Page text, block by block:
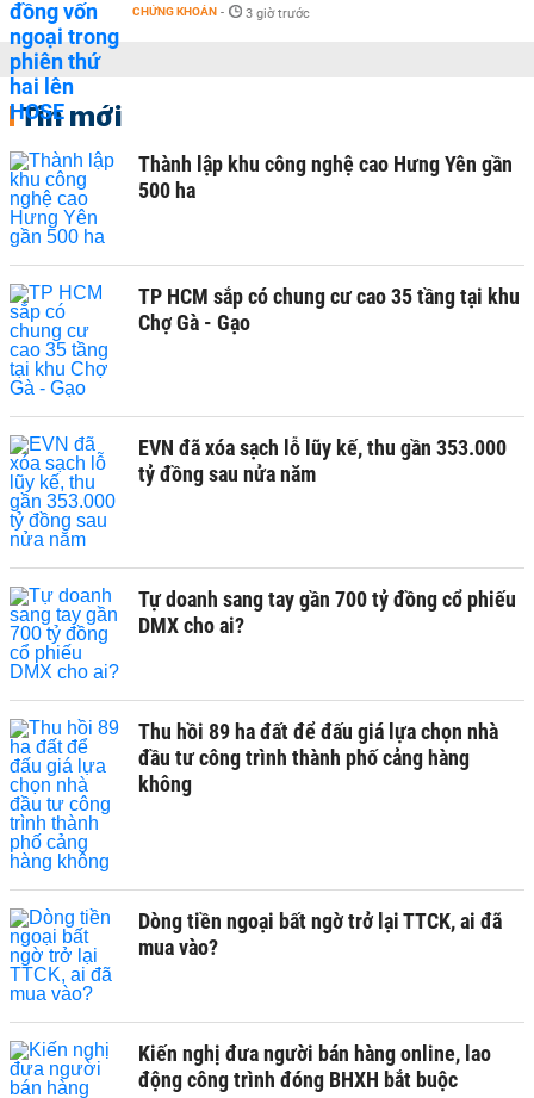
CHỨNG KHOÁN - 3 giờ trước
Tin mới
Thành lập khu công nghệ cao Hưng Yên gần
500 ha
TP HCM sắp có chung cư cao 35 tầng tại khu
Chợ Gà - Gạo
EVN đã xóa sạch lỗ lũy kế, thu gần 353.000
tỷ đồng sau nửa năm
Tự doanh sang tay gần 700 tỷ đồng cổ phiếu
DMX cho ai?
Thu hồi 89 ha đất để đấu giá lựa chọn nhà
đầu tư công trình thành phố cảng hàng
không
Dòng tiền ngoại bất ngờ trở lại TTCK, ai đã
mua vào?
Kiến nghị đưa người bán hàng online, lao
động công trình đóng BHXH bắt buộc